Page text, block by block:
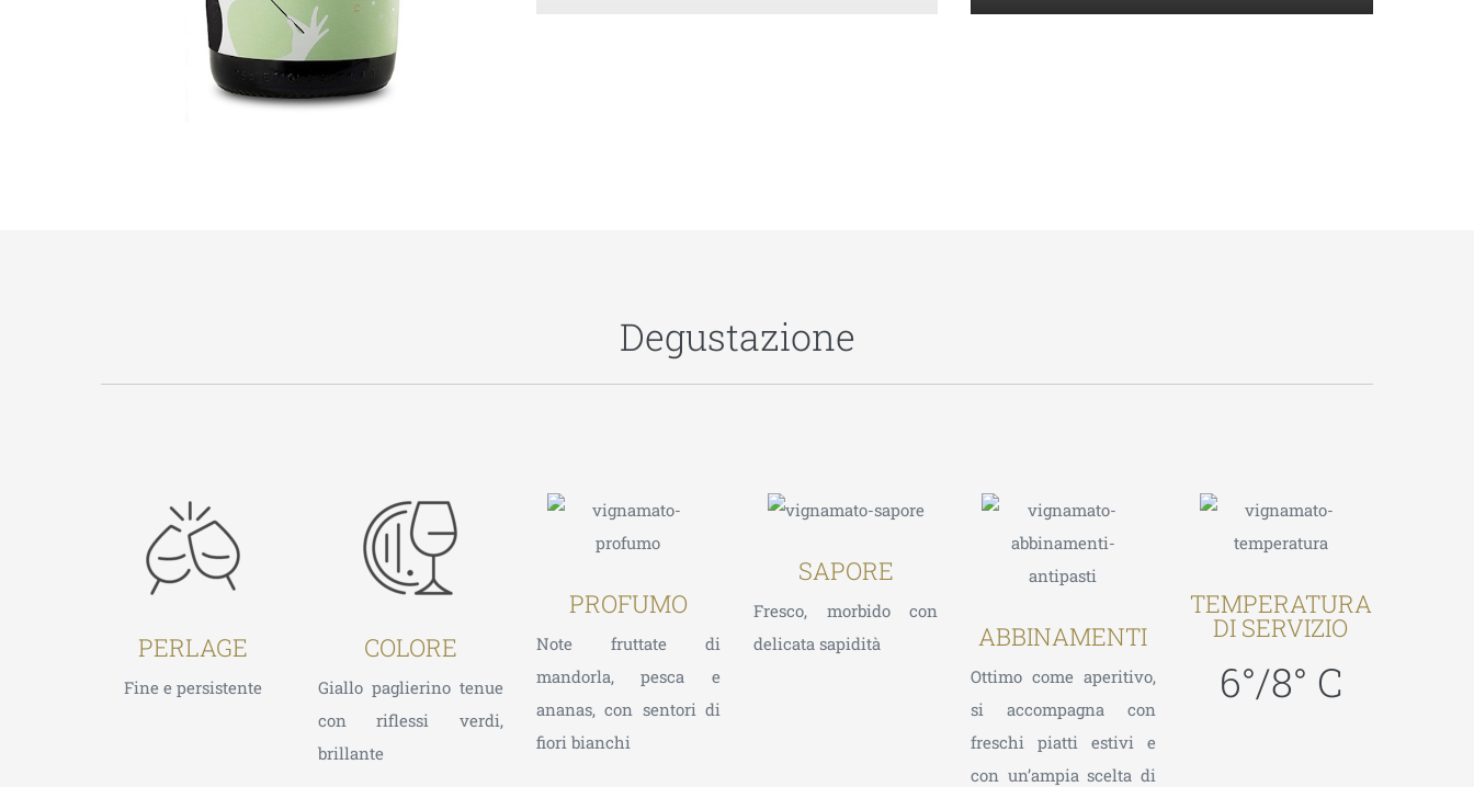
Degustazione
PERLAGE
Fine e persistente
COLORE
Giallo paglierino tenue
con riflessi verdi,
brillante
PROFUMO
Note fruttate di
mandorla, pesca e
ananas, con sentori di
fiori bianchi
SAPORE
Fresco, morbido con
delicata sapidità
ABBINAMENTI
Ottimo come aperitivo,
si accompagna con
freschi piatti estivi e
con un’ampia scelta di
TEMPERATURA
DI SERVIZIO
6°/8° C